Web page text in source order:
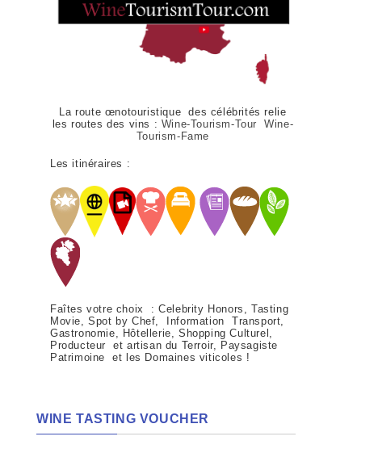
La route œnotouristique des célébrités relie
les routes des vins : Wine-Tourism-Tour Wine-
Tourism-Fame
Les itinéraires :
Faîtes votre choix : Celebrity Honors, Tasting
Movie, Spot by Chef, Information Transport,
Gastronomie, Hôtellerie, Shopping Culturel,
Producteur et artisan du Terroir, Paysagiste
Patrimoine et les Domaines viticoles !
WINE TASTING VOUCHER